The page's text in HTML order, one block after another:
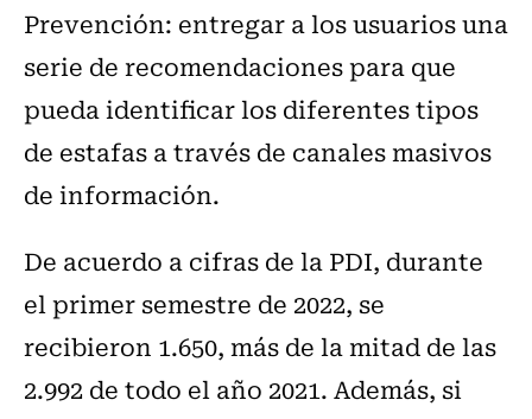
Prevención: entregar a los usuarios una
serie de recomendaciones para que
pueda identificar los diferentes tipos
de estafas a través de canales masivos
de información.
De acuerdo a cifras de la PDI, durante
el primer semestre de 2022, se
recibieron 1.650, más de la mitad de las
2.992 de todo el año 2021. Además, si